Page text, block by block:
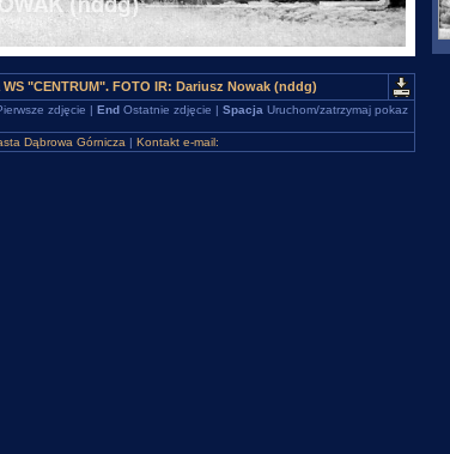
"CENTRUM". FOTO IR: Dariusz Nowak (nddg)
zdjęcie | EndOstatnie zdjęcie | Spacja Uruchom/zatrzymaj pokaz
Dąbrowa Górnicza | Kontakt e-mail: